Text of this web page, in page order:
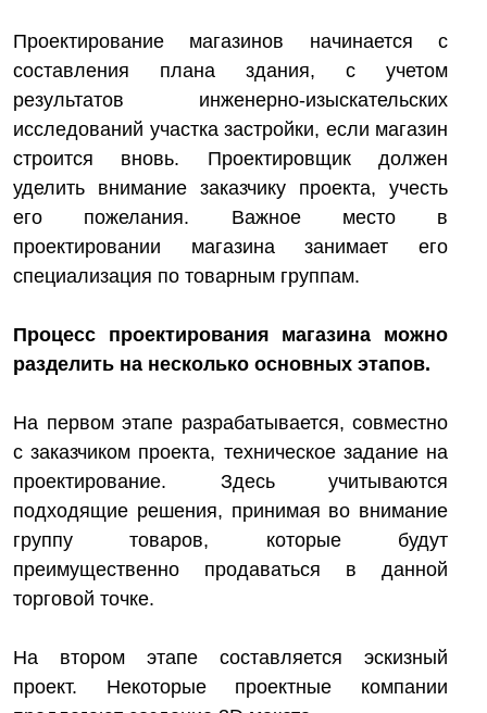
Проектирование магазинов начинается с
составления плана здания, с учетом
результатов инженерно-изыскательских
исследований участка застройки, если магазин
строится вновь. Проектировщик должен
уделить внимание заказчику проекта, учесть
его пожелания. Важное место в
проектировании магазина занимает его
специализация по товарным группам.
Процесс проектирования магазина можно
разделить на несколько основных этапов.
На первом этапе разрабатывается, совместно
с заказчиком проекта, техническое задание на
проектирование. Здесь учитываются
подходящие решения, принимая во внимание
группу товаров, которые будут
преимущественно продаваться в данной
торговой точке.
На втором этапе составляется эскизный
проект. Некоторые проектные компании